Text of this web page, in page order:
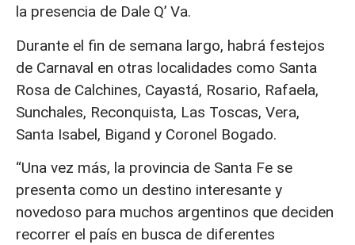
la presencia de Dale Q’ Va.
Durante el fin de semana largo, habrá festejos
de Carnaval en otras localidades como Santa
Rosa de Calchines, Cayastá, Rosario, Rafaela,
Sunchales, Reconquista, Las Toscas, Vera,
Santa Isabel, Bigand y Coronel Bogado.
“Una vez más, la provincia de Santa Fe se
presenta como un destino interesante y
novedoso para muchos argentinos que deciden
recorrer el país en busca de diferentes